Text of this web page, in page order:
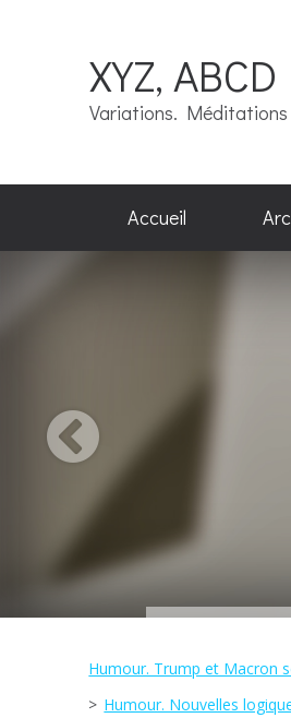
XYZ, ABCD
Variations. Méditations
Accueil
Humour. Trump et Macron
Humour. Nouvelles